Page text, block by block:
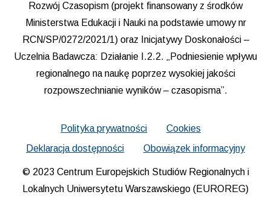
Rozwój Czasopism (projekt finansowany z środków
Ministerstwa Edukacji i Nauki na podstawie umowy nr
RCN/SP/0272/2021/1) oraz Inicjatywy Doskonałości –
Uczelnia Badawcza: Działanie I.2.2. „Podniesienie wpływu
regionalnego na naukę poprzez wysokiej jakości
rozpowszechnianie wyników – czasopisma”.
Polityka prywatności
Cookies
Deklaracja dostępności
Obowiązek informacyjny
© 2023 Centrum Europejskich Studiów Regionalnych i
Lokalnych Uniwersytetu Warszawskiego (EUROREG)